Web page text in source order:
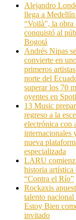
Alejandro
llega a Medellín
“Voilà”, la obra
conquistó al
Bogotá
Andrés Nipas se
convierte en
primeros
norte del
superar los 70
oyentes en
13 Music
regreso a la
electrónica con
internacionales
nueva
especializada
LARU
historia artística
“Contra el Río”
Rockaxis
talento nacional
Estoy Bien
invitado